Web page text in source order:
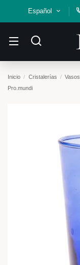
Español
Inicio Cristalerías Vasos
Pro.mundi